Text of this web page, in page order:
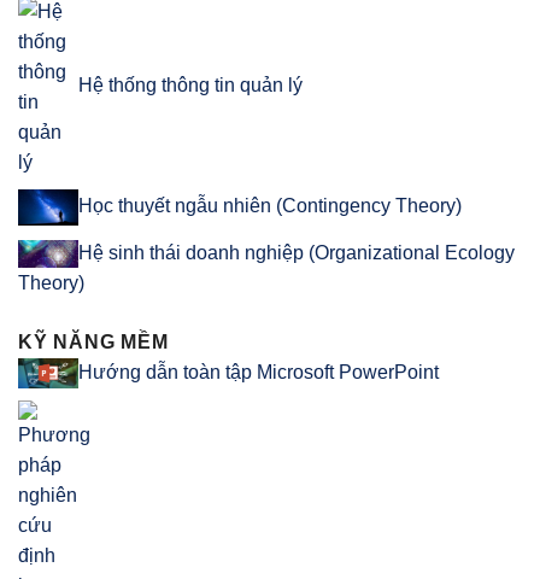
Hệ thống thông tin quản lý
Học thuyết ngẫu nhiên (Contingency Theory)
Hệ sinh thái doanh nghiệp (Organizational Ecology
Theory)
KỸ NĂNG MỀM
Hướng dẫn toàn tập Microsoft PowerPoint